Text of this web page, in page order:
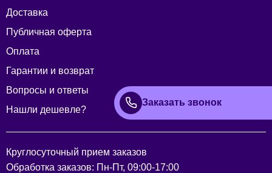
Доставка
Публичная оферта
Оплата
Гарантии и возврат
Вопросы и ответы
Нашли дешевле?
Заказать звонок
Круглосуточный прием заказов
Обработка заказов: Пн-Пт, 09:00-17:00